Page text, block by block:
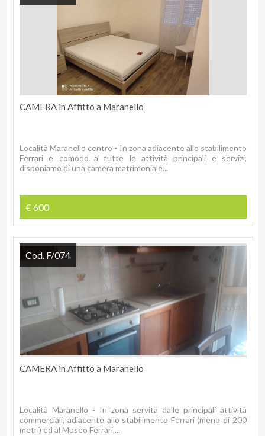
CAMERA in Affitto a Maranello
Località Maranello centro - In zona adiacente allo stabilimento
Ferrari e comodo a tutte le attività principali e servizi,
disponiamo di una camera matrimoniale...
€ 600
CAMERA in Affitto a Maranello
Località Maranello - In zona servita dalle principali attività
commerciali, adiacente allo stabilimento Ferrari (meno di 200
metri) ed al Museo Ferrari,...
Cod. F/074